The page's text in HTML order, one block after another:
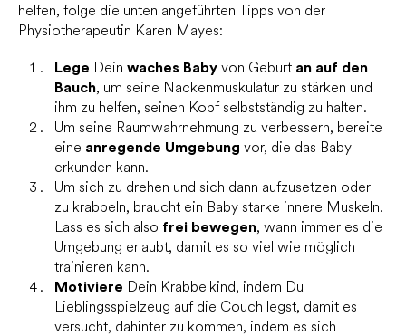
helfen, folge die unten angeführten Tipps von der
Physiotherapeutin Karen Mayes:
Lege Dein waches Baby von Geburt an auf den
Bauch, um seine Nackenmuskulatur zu stärken und
ihm zu helfen, seinen Kopf selbstständig zu halten.
Um seine Raumwahrnehmung zu verbessern, bereite
eine anregende Umgebung vor, die das Baby
erkunden kann.
Um sich zu drehen und sich dann aufzusetzen oder
zu krabbeln, braucht ein Baby starke innere Muskeln.
Lass es sich also frei bewegen, wann immer es die
Umgebung erlaubt, damit es so viel wie möglich
trainieren kann.
Motiviere Dein Krabbelkind, indem Du
Lieblingsspielzeug auf die Couch legst, damit es
versucht, dahinter zu kommen, indem es sich